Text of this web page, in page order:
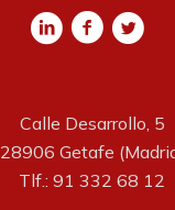
Calle Desarrollo, 5
28906 Getafe
Tlf.: 91 332 68 12